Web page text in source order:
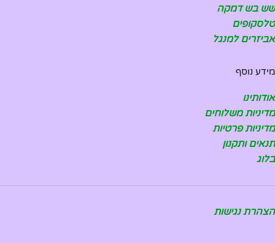
שש בש דמקה
טלסקופים
אביזרים למנגל
מידע נוסף
אודותינו
מדיניות משלוחים
מדיניות פרטיות
תנאים ותקנון
בלוג
הצהרת נגישות